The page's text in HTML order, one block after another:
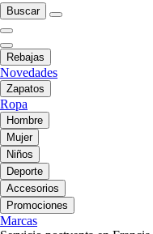
Buscar
Rebajas
Novedades
Zapatos
Ropa
Hombre
Mujer
Niños
Deporte
Accesorios
Promociones
Marcas